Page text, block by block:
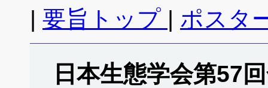
| 要旨トップ | ポスタ
日本生態学会第57